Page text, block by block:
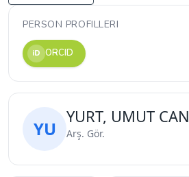
PERSON PROFILLERI
iD ORCID
YU
YURT, UMUT CAN
Arş. Gör.